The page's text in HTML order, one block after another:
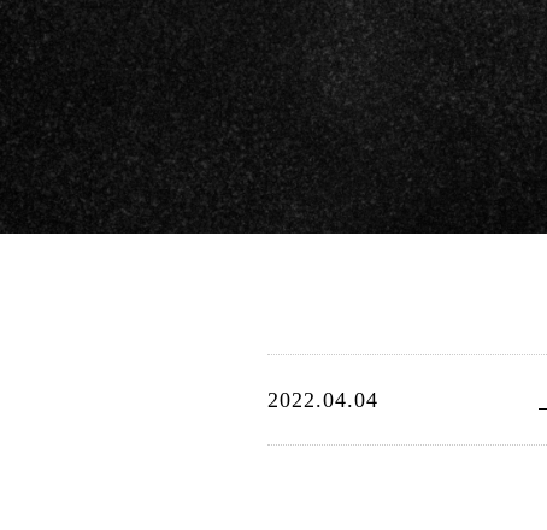
2022.04.04